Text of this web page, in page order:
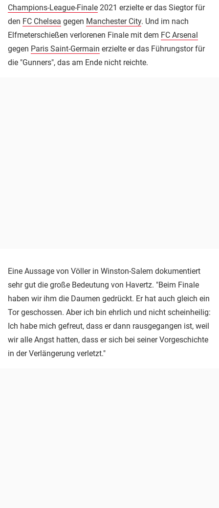
Champions-League-Finale 2021 erzielte er das Siegtor für
den FC Chelsea gegen Manchester City. Und im nach
Elfmeterschießen verlorenen Finale mit dem FC Arsenal
gegen Paris Saint-Germain erzielte er das Führungstor für
die "Gunners", das am Ende nicht reichte.
Eine Aussage von Völler in Winston-Salem dokumentiert
sehr gut die große Bedeutung von Havertz. "Beim Finale
haben wir ihm die Daumen gedrückt. Er hat auch gleich ein
Tor geschossen. Aber ich bin ehrlich und nicht scheinheilig:
Ich habe mich gefreut, dass er dann rausgegangen ist, weil
wir alle Angst hatten, dass er sich bei seiner Vorgeschichte
in der Verlängerung verletzt."